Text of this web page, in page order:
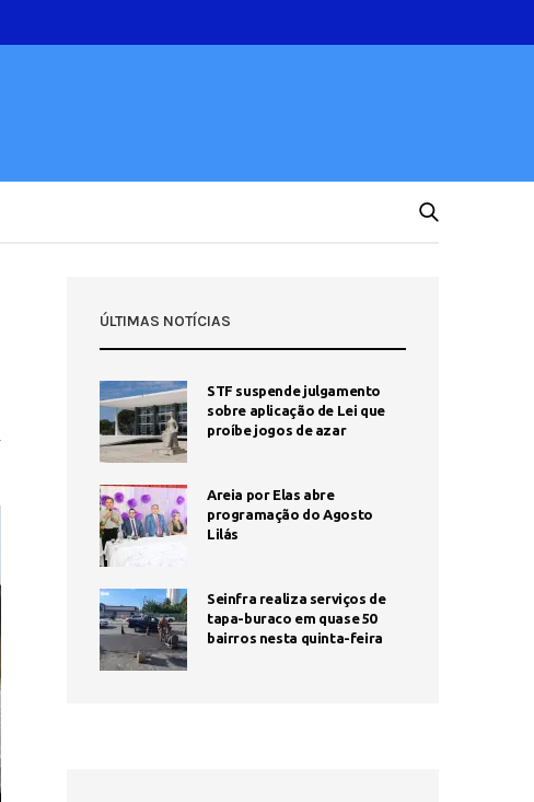
ÚLTIMAS NOTÍCIAS
STF suspende julgamento
sobre aplicação de Lei que
proíbe jogos de azar
Areia por Elas abre
programação do Agosto
Lilás
Seinfra realiza serviços de
tapa-buraco em quase 50
bairros nesta quinta-feira